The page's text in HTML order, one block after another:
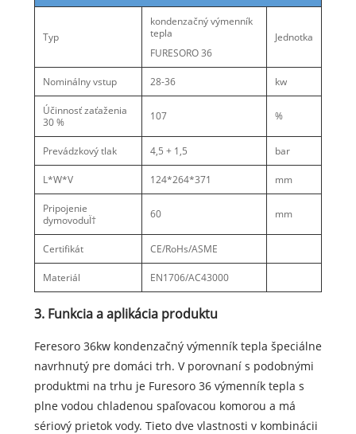
Typ
kondenzačný výmenník
tepla
FURESORO 36
Jednotka
Nominálny vstup 28-36 kw
Účinnosť zaťaženia
30 %
107 %
Prevádzkový tlak 4,5 + 1,5 bar
L*W*V 124*264*371 mm
Pripojenie
dymovoduÏ†
60 mm
Certifikát CE/RoHs/ASME
Materiál EN1706/AC43000
3. Funkcia a aplikácia produktu
Feresoro 36kw kondenzačný výmenník tepla špeciálne
navrhnutý pre domáci trh. V porovnaní s podobnými
produktmi na trhu je Furesoro 36 výmenník tepla s
plne vodou chladenou spaľovacou komorou a má
sériový prietok vody. Tieto dve vlastnosti v kombinácii